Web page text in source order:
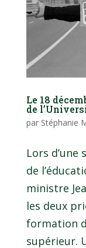
Le 18
de
par Stéphanie
Lors d’une
de
ministre
les deux
formation
supérieur.